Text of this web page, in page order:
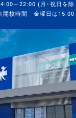
～22:00 (月･祝日を除
開校時間 金曜日は15:00